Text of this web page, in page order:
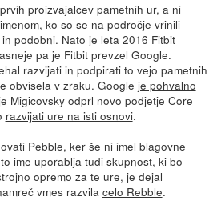
proizvajalcev pametnih ur, a ni
ko so se na področje vrinili
podobni. Nato je leta 2016 Fitbit
pa je Fitbit prevzel Google.
razvijati in podpirati to vejo pametnih
obvisela v zraku. Google je pohvalno
Migicovsky odprl novo podjetje Core
razvijati ure na isti osnovi.
Pebble, ker še ni imel blagovne
ime uporablja tudi skupnost, ki bo
opremo za te ure, je dejal
vmes razvila celo Rebble.